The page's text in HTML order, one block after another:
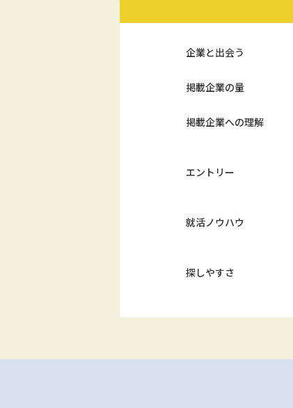
企業と出会う
掲載企業の量
掲載企業への理解
エントリー
就活ノウハウ
探しやすさ